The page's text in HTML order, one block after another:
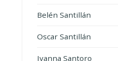
Belén Santillán
Oscar Santillán
Ivanna Santoro